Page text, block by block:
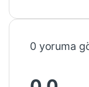
0 yoruma